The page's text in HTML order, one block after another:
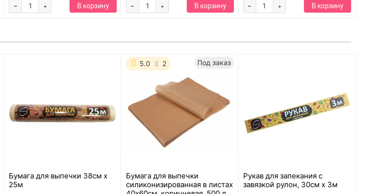
+
- В корзину +
- В корзину +
- В корзину
Бумага для выпечки 38см х
25м
5.0 2 Под заказ
Бумага для выпечки
силиконизированная в листах
Рукав для запекания с
завязкой рулон, 30см x 3м